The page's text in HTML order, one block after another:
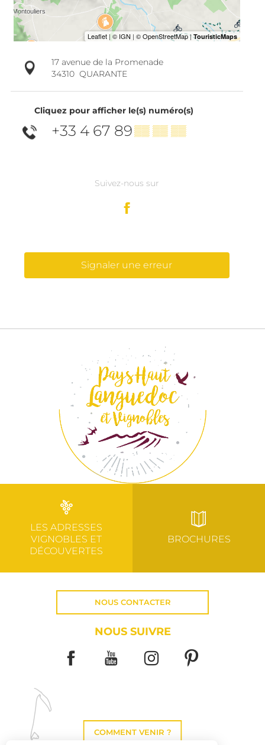
17 avenue de la Promenade
34310 QUARANTE
Cliquez pour afficher le(s) numéro(s)
+33 4 67 89▒▒ ▒▒ ▒▒
Suivez-nous sur
Signaler une erreur
LES ADRESSES
VIGNOBLES ET
DÉCOUVERTES
BROCHURES
NOUS CONTACTER
NOUS SUIVRE
COMMENT VENIR ?